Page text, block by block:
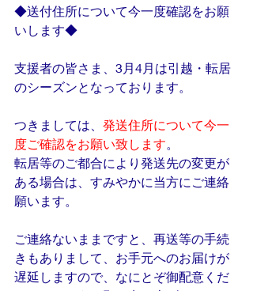
◆送付住所について今一度確認をお願
いします◆
支援者の皆さま、3月4月は引越・転居
のシーズンとなっております。
つきましては、 発送住所について今一
度ご確認をお願い致します。
転居等のご都合により発送先の変更が
ある場合は、すみやかに当方にご連絡
願います。
ご連絡ないままですと、再送等の手続
きもありまして、お手元へのお届けが
遅延しますので、なにとぞ御配意くだ